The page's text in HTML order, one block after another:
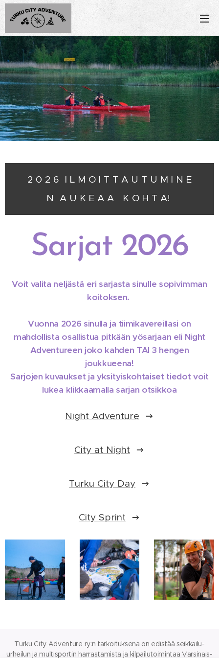
'
t
2 0 2 6 I L M O I T T A U T U M I N E
N A U K E A A K O H T A!
Sarjat 2026
Voit valita neljästä eri sarjasta sinulle sopivimman
koitoksen.
Vuonna 2026 sinulla ja tiimikavereillasi on
mahdollista osallistua pitkään yösarjaan eli Night
Adventureen joko kahden TAI 3 hengen
joukkueena!
Sarjojen kuvaukset ja yksityiskohtaiset tiedot voit
lukea klikkaamalla sarjan otsikkoa
Night Adventure
City at Night
Turku City Day
City Sprint
Turku City Adventure ry:n tarkoituksena on edistää seikkailu-
urheilun ja multisportin harrastamista ja kilpailutoimintaa Varsinais-